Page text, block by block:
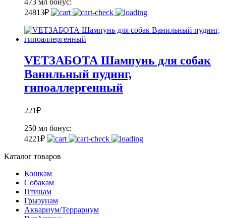
24813₽
VETЗАБОТА Шампунь для собак
Ванильный пудинг,
гипоаллергенный
221₽
250 мл бонус:
4221₽
Каталог товаров
Кошкам
Собакам
Птицам
Грызунам
Аквариум/Террариум